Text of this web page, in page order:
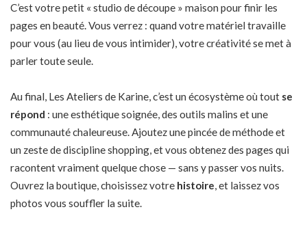
C’est votre petit « studio de découpe » maison pour finir les
pages en beauté. Vous verrez : quand votre matériel travaille
pour vous (au lieu de vous intimider), votre créativité se met à
parler toute seule.
Au final, Les Ateliers de Karine, c’est un écosystème où tout se
répond : une esthétique soignée, des outils malins et une
communauté chaleureuse. Ajoutez une pincée de méthode et
un zeste de discipline shopping, et vous obtenez des pages qui
racontent vraiment quelque chose — sans y passer vos nuits.
Ouvrez la boutique, choisissez votre histoire, et laissez vos
photos vous souffler la suite.